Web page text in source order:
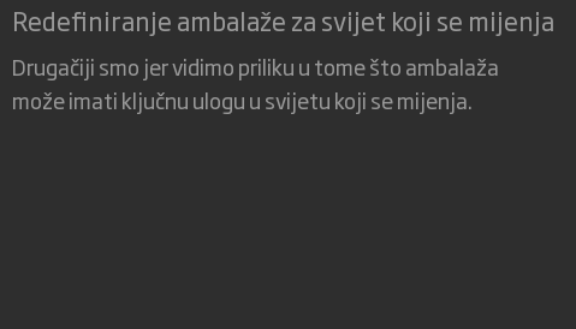
Redefiniranje ambalaže za svijet koji se mijenja
Drugačiji smo jer vidimo priliku u tome što ambalaža
može imati ključnu ulogu u svijetu koji se mijenja.